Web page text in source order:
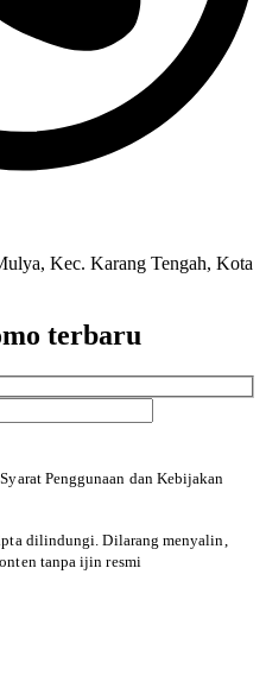
Kec. Karang Tengah, Kota
terbaru
Penggunaan dan Kebijakan
dilindungi. Dilarang menyalin,
tanpa ijin resmi